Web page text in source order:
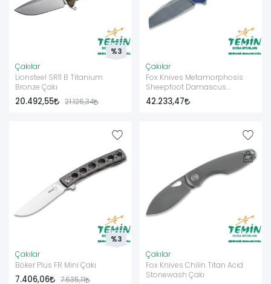
Çakılar
Lionsteel SR11 B Titanium
Bronze Çakı
20.492,55 21.126,34
%3
Çakılar
Fox Knives Metamorphosis
Sheepfoot Damascus
Titanium Black Çakı
42.233,47
Çakılar
Böker Plus FR Mini Çakı
7.406,06 7.635,11
%3
Çakılar
Fox Knives Chilin Titan Acid
Stonewash Çakı